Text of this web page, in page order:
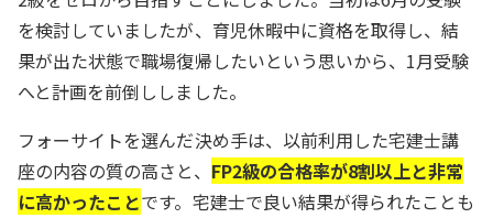
を検討していましたが、育児休暇中に資格を取得し、結
果が出た状態で職場復帰したいという思いから、1月受験
へと計画を前倒ししました。
フォーサイトを選んだ決め手は、以前利用した宅建士講
座の内容の質の高さと、 FP2級の合格率が8割以上と非常
に高かったことです。宅建士で良い結果が得られたことも